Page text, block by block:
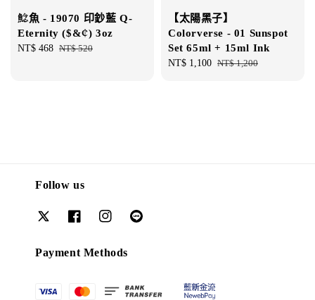
鯰魚 - 19070 印鈔藍 Q-
Eternity ($&¢) 3oz
Sale
NT$ 468 Regular
NT$ 520
【太陽黑子】
Colorverse - 01 Sunspot
Set 65ml + 15ml Ink
Sale
NT$ 1,100 Regular
NT$ 1,200
Follow us
Payment Methods